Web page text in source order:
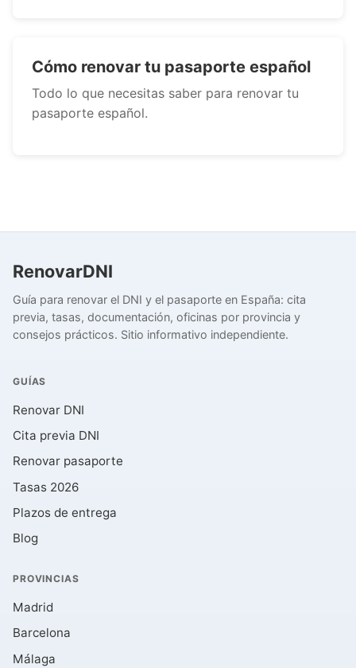
Cómo renovar tu pasaporte español
Todo lo que necesitas saber para renovar tu
pasaporte español.
RenovarDNI
Guía para renovar el DNI y el pasaporte en España: cita
previa, tasas, documentación, oficinas por provincia y
consejos prácticos. Sitio informativo independiente.
GUÍAS
Renovar DNI
Cita previa DNI
Renovar pasaporte
Tasas 2026
Plazos de entrega
Blog
PROVINCIAS
Madrid
Barcelona
Málaga